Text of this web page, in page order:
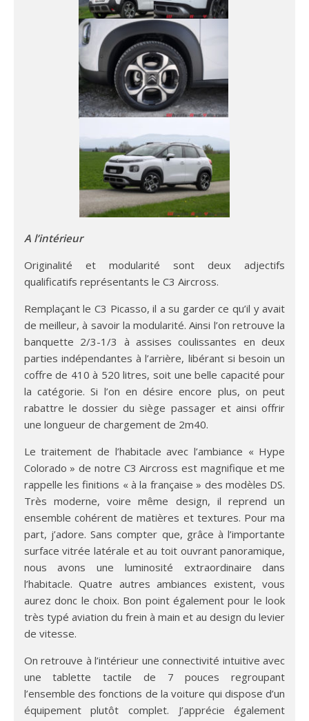
A l’intérieur
Originalité et modularité sont deux adjectifs
qualificatifs représentants le C3 Aircross.
Remplaçant le C3 Picasso, il a su garder ce qu’il y avait
de meilleur, à savoir la modularité. Ainsi l’on retrouve la
banquette 2/3-1/3 à assises coulissantes en deux
parties indépendantes à l’arrière, libérant si besoin un
coffre de 410 à 520 litres, soit une belle capacité pour
la catégorie. Si l’on en désire encore plus, on peut
rabattre le dossier du siège passager et ainsi offrir
une longueur de chargement de 2m40.
Le traitement de l’habitacle avec l’ambiance « Hype
Colorado » de notre C3 Aircross est magnifique et me
rappelle les finitions « à la française » des modèles DS.
Très moderne, voire même design, il reprend un
ensemble cohérent de matières et textures. Pour ma
part, j’adore. Sans compter que, grâce à l’importante
surface vitrée latérale et au toit ouvrant panoramique,
nous avons une luminosité extraordinaire dans
l’habitacle. Quatre autres ambiances existent, vous
aurez donc le choix. Bon point également pour le look
très typé aviation du frein à main et au design du levier
de vitesse.
On retrouve à l’intérieur une connectivité intuitive avec
une tablette tactile de 7 pouces regroupant
l’ensemble des fonctions de la voiture qui dispose d’un
équipement plutôt complet. J’apprécie également